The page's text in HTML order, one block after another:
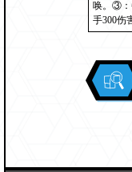
唤。③：
手300伤